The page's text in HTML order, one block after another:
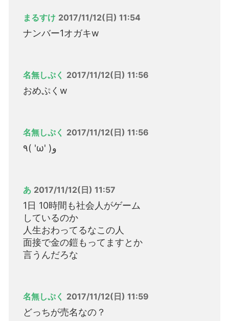
まるすけ 2017/11/12(日) 11:54
ナンバー1オガキw
名無しぷく 2017/11/12(日) 11:56
おめぷくw
名無しぷく 2017/11/12(日) 11:56
٩( 'ω' )و
あ 2017/11/12(日) 11:57
1日 10時間も社会人がゲーム
しているのか
人生おわってるなこの人
面接で金の鎧もってますとか
言うんだろな
名無しぷく 2017/11/12(日) 11:59
どっちが売名なの？